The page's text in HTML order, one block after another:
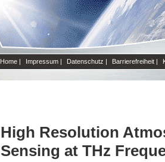
Home | Impressum | Datenschutz | Barrierefreiheit |
High Resolution
Sensing at THz